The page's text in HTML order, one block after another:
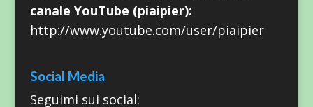
canale YouTube (piaipier):
http://www.youtube.com/user/piaipier
Social Media
Seguimi sui social: